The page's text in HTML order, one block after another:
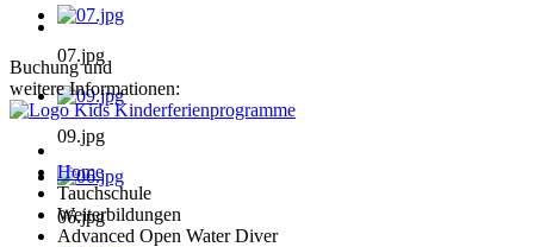
07.jpg
09.jpg
06.jpg
Buchung und
weitere Informationen:
Home
Tauchschule
Weiterbildungen
Advanced Open Water Diver